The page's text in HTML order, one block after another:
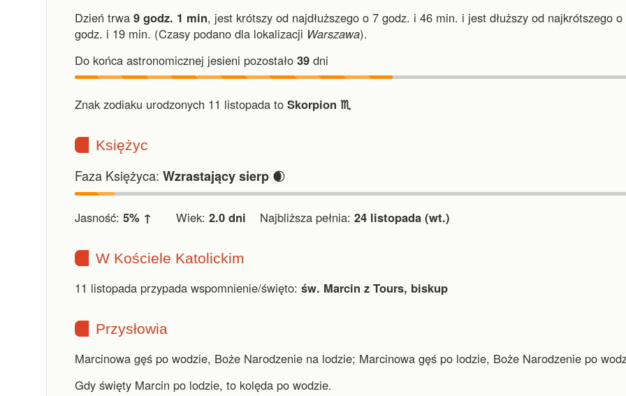
Dzień trwa 9 godz. 1 min, jest krótszy od najdłuższego o 7 godz. i 46 min. i jest dłuższy od najkrótszego o
godz. i 19 min. (Czasy podano dla lokalizacji Warszawa).
Do końca astronomicznej jesieni pozostało 39 dni
Znak zodiaku urodzonych 11 listopada to Skorpion ♏︎
Księżyc
Faza Księżyca: Wzrastający sierp 🌒
Jasność: 5% ↑ Wiek: 2.0 dni Najbliższa pełnia: 24 listopada (wt.)
W Kościele Katolickim
11 listopada przypada wspomnienie/święto: św. Marcin z Tours, biskup
Przysłowia
Marcinowa gęś po wodzie, Boże Narodzenie na lodzie; Marcinowa gęś po lodzie, Boże Narodzenie po
Gdy święty Marcin po lodzie, to kolęda po wodzie.